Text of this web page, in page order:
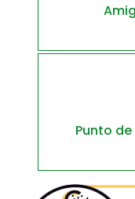
Punto